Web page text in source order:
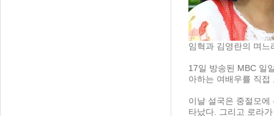
임혁과 김영란의 며
17일 방송된 MBC 일
아하는 여배우를 직
이날 설국은 중절모
타났다. 그리고 로라